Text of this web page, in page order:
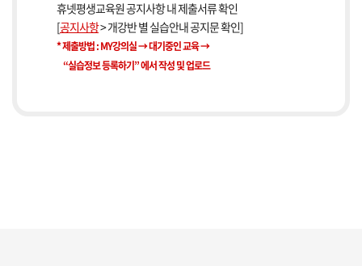
휴넷평생교육원 공지사항 내 제출서류 확인
[공지사항> 개강반 별 실습안내 공지문 확인]
* 제출방법 : MY강의실 → 대기중인 교육 →
“실습정보 등록하기” 에서 작성 및 업로드